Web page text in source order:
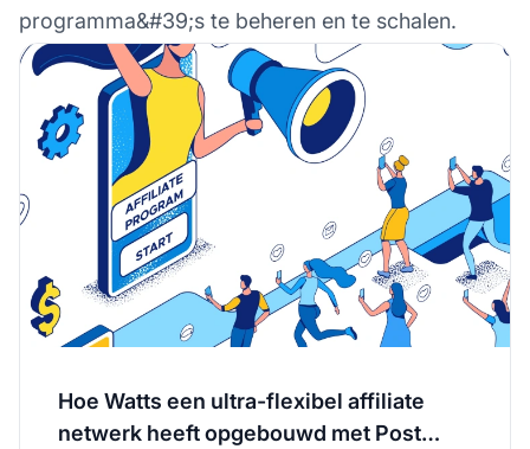
programma&#39;s te beheren en te schalen.
Hoe Watts een ultra-flexibel affiliate
netwerk heeft opgebouwd met Post